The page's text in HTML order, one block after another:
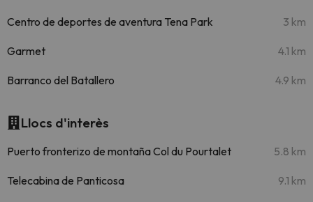
Centro de deportes de aventura Tena Park 3 km
Garmet 4.1 km
Barranco del Batallero 4.9 km
Llocs d'interès
Puerto fronterizo de montaña Col du Pourtalet 5.8 km
Telecabina de Panticosa 9.1 km